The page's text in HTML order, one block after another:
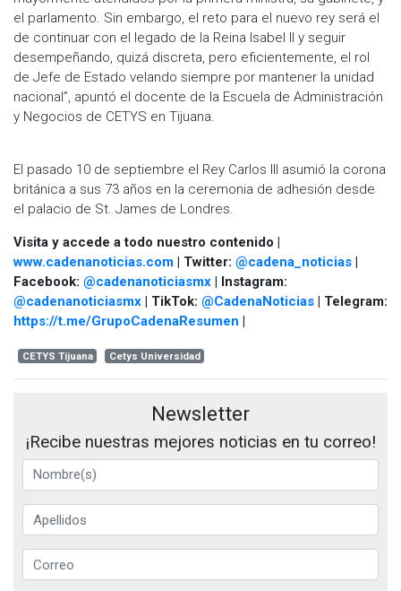
el parlamento. Sin embargo, el reto para el nuevo rey será el
de continuar con el legado de la Reina Isabel II y seguir
desempeñando, quizá discreta, pero eficientemente, el rol
de Jefe de Estado velando siempre por mantener la unidad
nacional”, apuntó el docente de la Escuela de Administración
y Negocios de CETYS en Tijuana.
El pasado 10 de septiembre el Rey Carlos III asumió la corona
británica a sus 73 años en la ceremonia de adhesión desde
el palacio de St. James de Londres.
Visita y accede a todo nuestro contenido |
www.cadenanoticias.com | Twitter: @cadena_noticias |
Facebook: @cadenanoticiasmx | Instagram:
@cadenanoticiasmx | TikTok: @CadenaNoticias | Telegram:
https://t.me/GrupoCadenaResumen |
CETYS Tijuana Cetys Universidad
Newsletter
¡Recibe nuestras mejores noticias en tu correo!